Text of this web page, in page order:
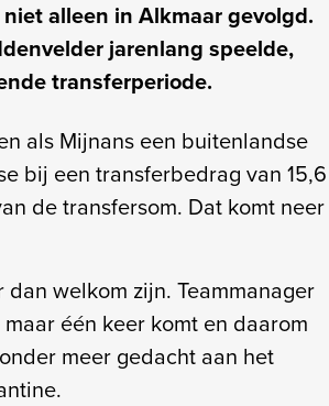
alleen in Alkmaar gevolgd.
jarenlang speelde,
transferperiode.
als Mijnans een buitenlandse
bij een transferbedrag van 15,6
de transfersom. Dat komt neer
welkom zijn. Teammanager
één keer komt en daarom
meer gedacht aan het